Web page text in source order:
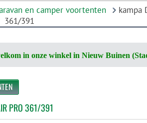
en camper voortenten
kampa
361/391
in onze winkel in Nieuw Buinen
PRO 361/391